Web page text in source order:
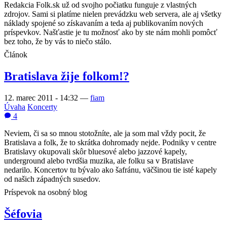
Redakcia Folk.sk už od svojho počiatku funguje z vlastných
zdrojov. Sami si platíme nielen prevádzku web servera, ale aj všetky
náklady spojené so získavaním a teda aj publikovaním nových
príspevkov. Našťastie je tu možnosť ako by ste nám mohli pomôcť
bez toho, že by vás to niečo stálo.
Článok
Bratislava žije folkom!?
12. marec 2011 - 14:32 — fiam
Úvaha Koncerty
4
Neviem, či sa so mnou stotožníte, ale ja som mal vždy pocit, že
Bratislava a folk, že to skrátka dohromady nejde. Podniky v centre
Bratislavy okupovali skôr bluesové alebo jazzové kapely,
underground alebo tvrdšia muzika, ale folku sa v Bratislave
nedarilo. Koncertov tu bývalo ako šafránu, väčšinou tie isté kapely
od našich západných susedov.
Príspevok na osobný blog
Šéfovia